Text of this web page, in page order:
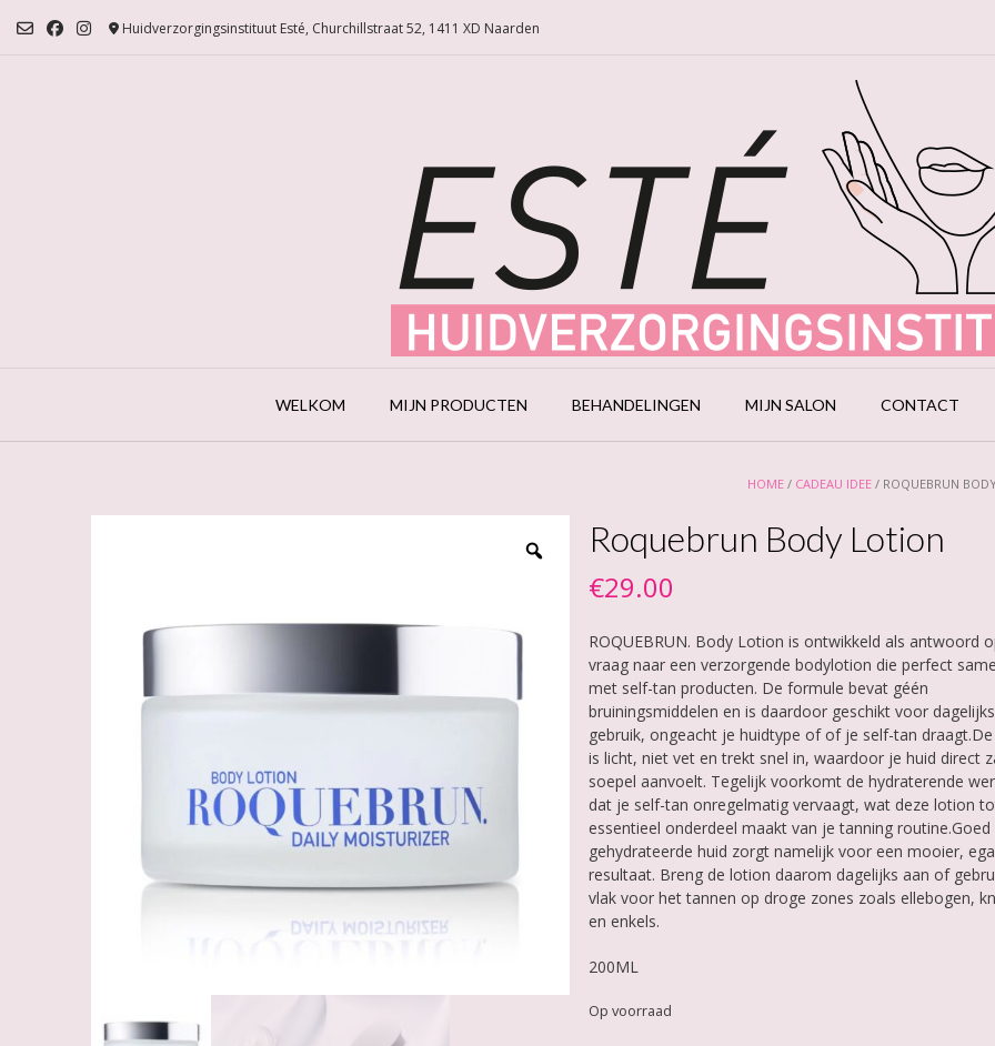
naar
Huidverzorgingsinstituut Esté, Churchillstraat 52, 1411 XD Naarden
WELKOM MIJN PRODUCTEN BEHANDELINGEN MIJN SALON CONTACT
HOME / CADEAU IDEE / ROQUEBRUN
Roquebrun Body Lotion
€29.00
ROQUEBRUN. Body Lotion is ontwikkeld als antwoord
vraag naar een verzorgende bodylotion die perfect
met self-tan producten. De formule bevat géén
bruiningsmiddelen en is daardoor geschikt voor dagelijks
gebruik, ongeacht je huidtype of of je self-tan
is licht, niet vet en trekt snel in, waardoor je huid direct
soepel aanvoelt. Tegelijk voorkomt de hydraterende
dat je self-tan onregelmatig vervaagt, wat deze lotion
essentieel onderdeel maakt van je tanning routine.Goed
gehydrateerde huid zorgt namelijk voor een mooier,
resultaat. Breng de lotion daarom dagelijks aan of
vlak voor het tannen op droge zones zoals ellebogen,
en enkels.
200ML
Op voorraad